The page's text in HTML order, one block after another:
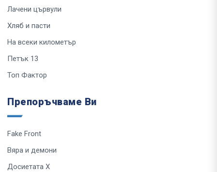
Лачени цървули
Хляб и пасти
На всеки километър
Петък 13
Топ Фактор
Препоръчваме Ви
Fake Front
Вяра и демони
Досиетата Х